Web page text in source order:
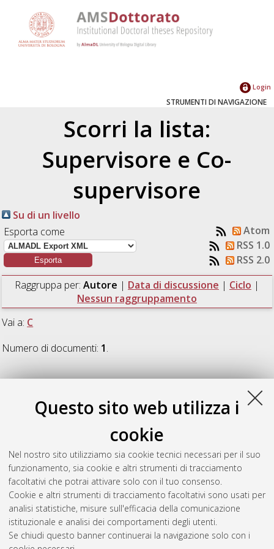
Questo sito web utilizza i
cookie
Nel nostro sito utilizziamo sia cookie tecnici necessari per il suo
funzionamento, sia cookie e altri strumenti di tracciamento
facoltativi che potrai attivare solo con il tuo consenso.
Cookie e altri strumenti di tracciamento facoltativi sono usati per
analisi statistiche, misure sull'efficacia della comunicazione
istituzionale e analisi dei comportamenti degli utenti.
Se chiudi questo banner continuerai la navigazione solo con i
Login
STRUMENTI DI NAVIGAZIONE
Scorri la lista:
Supervisore e Co-
supervisore
Su di un livello
Esporta come
Atom
RSS 1.0
RSS 2.0
Raggruppa per: Autore | Data di discussione | Ciclo |
Nessun raggruppamento
Vai a: C
Numero di documenti: 1.
C
Cesaroni, Gaia(2008)Contributo allo studio della
trasformazione eterogenea: la trasformazione degli Enti del
, [Dissertation thesis], Alma Mater Studiorum
Università di Bologna. Dottorato di ricerca inDiritto delle
società e dei mercati finanziari, 18 Ciclo.
Questa lista e' stata generata il Thu Aug 6 20:45:37 2026